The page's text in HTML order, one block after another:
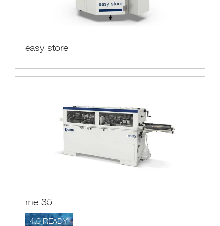
easy store
me 35
4.0 READY